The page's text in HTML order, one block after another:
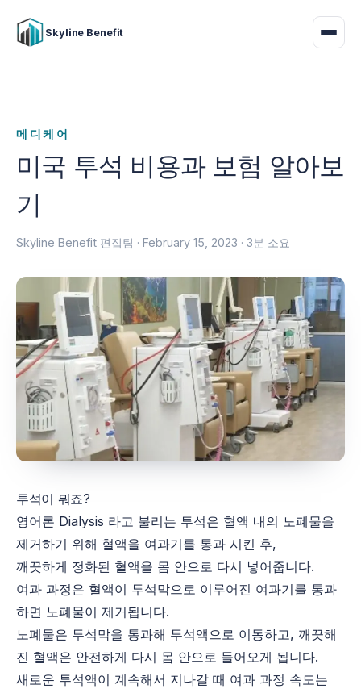
Skyline Benefit
메디케어
미국 투석 비용과 보험 알아보
기
Skyline Benefit 편집팀 ·February 15, 2023 · 3분 소요
투석이 뭐죠?
영어론 Dialysis 라고 불리는 투석은 혈액 내의 노폐물을
제거하기 위해 혈액을 여과기를 통과 시킨 후,
깨끗하게 정화된 혈액을 몸 안으로 다시 넣어줍니다.
여과 과정은 혈액이 투석막으로 이루어진 여과기를 통과
하면 노폐물이 제거됩니다.
노폐물은 투석막을 통과해 투석액으로 이동하고, 깨끗해
진 혈액은 안전하게 다시 몸 안으로 들어오게 됩니다.
새로운 투석액이 계속해서 지나갈 때 여과 과정 속도는